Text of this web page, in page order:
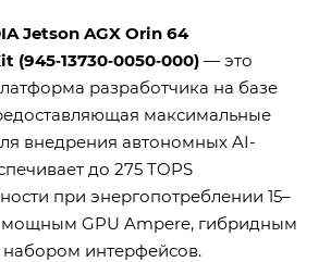
Jetson AGX Orin 64
(945‑13730‑0050‑000) — это
разработчика на базе
максимальные
внедрения автономных AI-
до 275 TOPS
при энергопотреблении 15–
мощным GPU Ampere, гибридным
интерфейсов.